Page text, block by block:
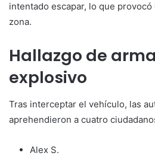
intentado escapar, lo que
zona.
Hallazgo de
explosivo
Tras interceptar el vehículo, las
aprehendieron a cuatro
Alex S.